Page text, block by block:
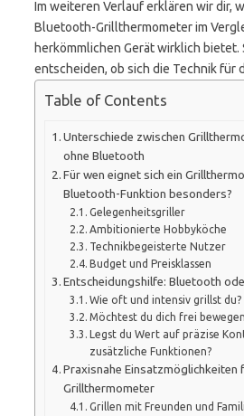
Im weiteren Verlauf erklären wir dir,
Bluetooth-Grillthermometer im
herkömmlichen Gerät wirklich bietet.
entscheiden, ob sich die Technik für
Table of Contents
Unterschiede zwischen
ohne Bluetooth
Für wen eignet sich ein
Bluetooth-Funktion besonders?
Gelegenheitsgriller
Ambitionierte Hobbyköche
Technikbegeisterte Nutzer
Budget und Preisklassen
Entscheidungshilfe: Bluetooth
Wie oft und intensiv grillst du?
Möchtest du dich frei
Legst du Wert auf präzise
zusätzliche Funktionen?
Praxisnahe Einsatzmöglichkeiten
Grillthermometer
Grillen mit Freunden und